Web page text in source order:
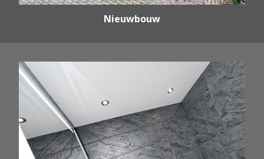
Nieuwbouw